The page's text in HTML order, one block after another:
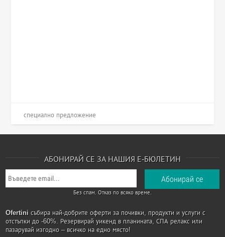
специално предложение
АБОНИРАЙ СЕ ЗА НАШИЯ Е-БЮЛЕТИН
Без спам. Отказ по всяко време.
Ofertini събира най-добрите оферти за почивки, продукти и услуги с
отстъпки до -60%. Резервирай уикенд в планината, СПА релакс или
пазарувай изгодно – всичко на едно място!